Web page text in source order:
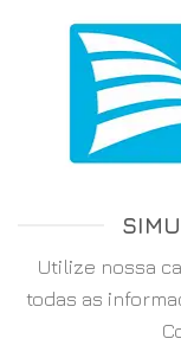
Utilize nossa
todas as